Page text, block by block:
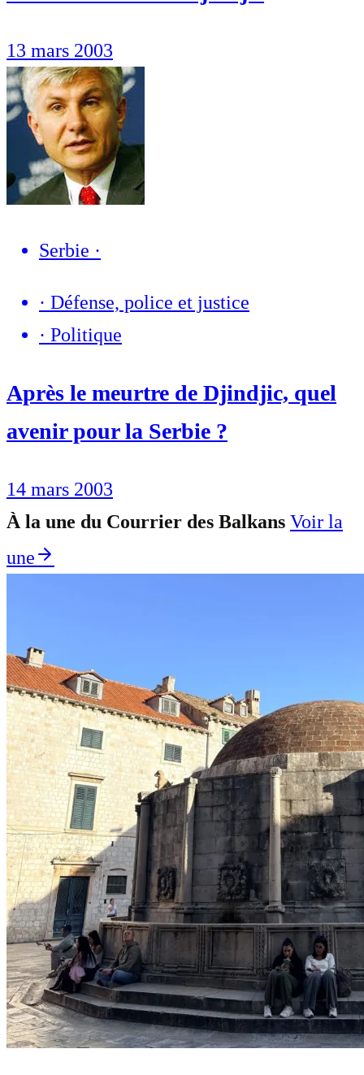
13 mars 2003
Serbie ·
· Défense, police et justice
· Politique
Après le meurtre de Djindjic, quel
avenir pour la Serbie ?
14 mars 2003
À la une du Courrier des Balkans Voir la
une